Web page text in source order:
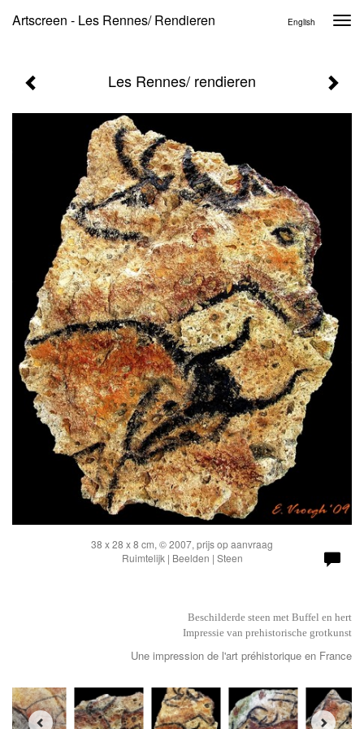
Artscreen - Les Rennes/ Rendieren English
Les Rennes/ rendieren
38 x 28 x 8 cm, © 2007, prijs op aanvraag
Ruimtelijk | Beelden | Steen
Beschilderde steen met Buffel en hert
Impressie van prehistorische grotkunst
Une impression de l'art préhistorique en France